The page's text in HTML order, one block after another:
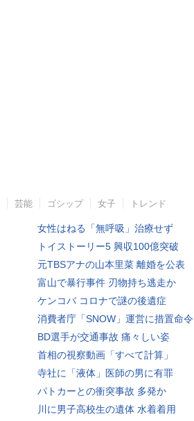
芸能 ゴシップ 女子 トレンド
女性はねる「無呼吸」治療せず
トイストーリー5 興収100億突破
元TBSアナの山本里菜 離婚を公表
富山で暴行事件 刃物持ち逃走か
ケンコバ コロナで謎の後遺症
消費者庁「SNOW」運営に措置命令
BD選手が交通事故 痛々しい姿
首相の視察動画「すべて計算」
寺社に「液体」医師の男に有罪
パトカーとの衝突事故 多発か
川に男子高校生の遺体 水着着用